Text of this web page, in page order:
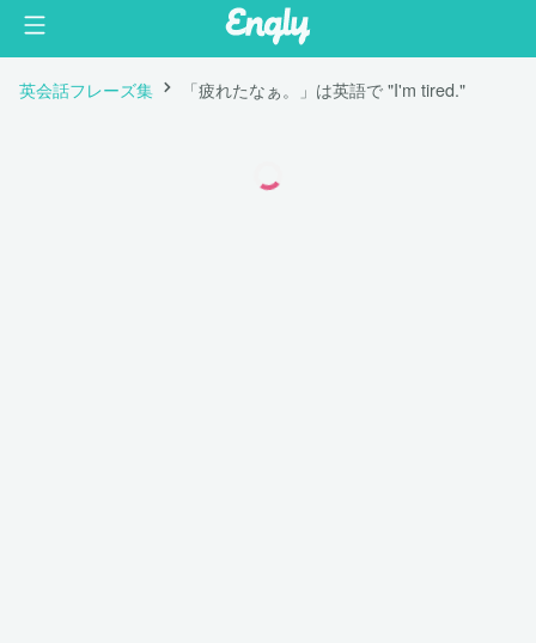
英会話フレーズ集 「疲れたなぁ。」は英語で "I'm tired."